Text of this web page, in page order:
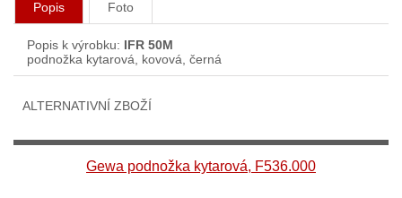
Popis Foto
Popis k výrobku: IFR 50M
podnožka kytarová, kovová, černá
ALTERNATIVNÍ ZBOŽÍ
Gewa podnožka kytarová, F536.000